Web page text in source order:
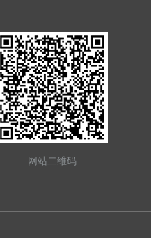
网站二维码